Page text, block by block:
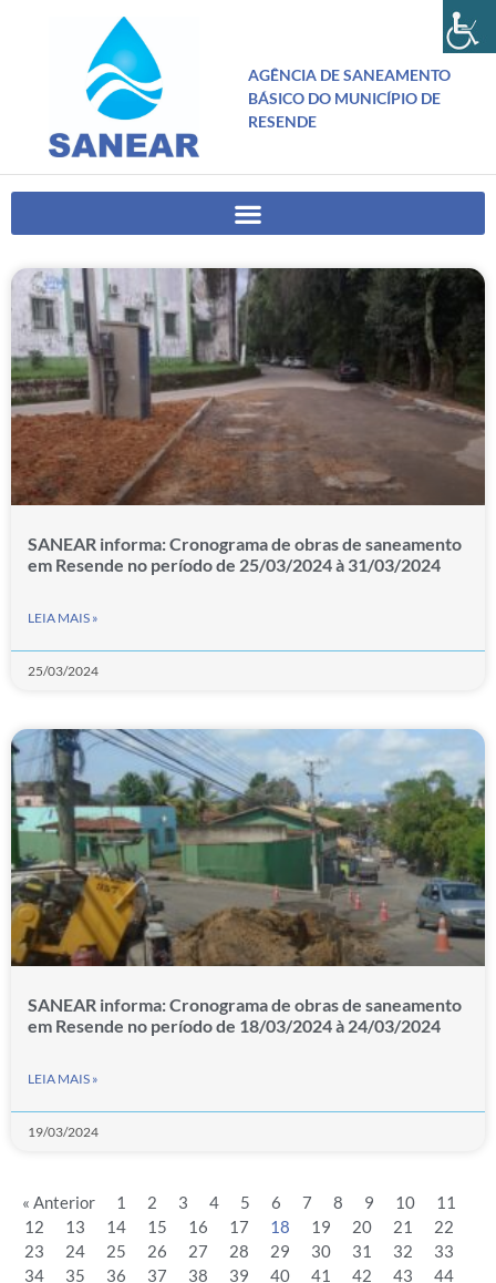
AGÊNCIA DE SANEAMENTO
BÁSICO DO MUNICÍPIO DE
RESENDE
SANEAR informa: Cronograma de obras de saneamento
em Resende no período de 25/03/2024 à 31/03/2024
LEIA MAIS »
25/03/2024
SANEAR informa: Cronograma de obras de saneamento
em Resende no período de 18/03/2024 à 24/03/2024
LEIA MAIS »
19/03/2024
« Anterior 1 2 3 4 5 6 7 8 9 10
11
12
13 14 15 16 17 18 19 20 21
22
23
24 25 26 27 28 29 30 31 32
33
34
35 36 37 38 39 40 41 42 43
44